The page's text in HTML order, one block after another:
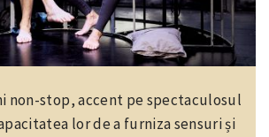
non-stop, accent pe spectaculosul
lor de a furniza sensuri și